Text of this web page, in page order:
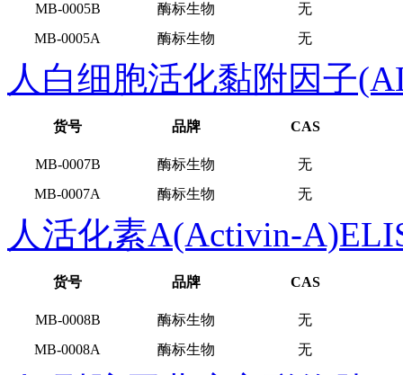
MB-0005B 酶标生物
无
MB-0005A
酶标生物 无
人白细胞活化黏附因子
货号 品牌 CAS
MB-0007B 酶标生物
无
MB-0007A
酶标生物 无
人活化素A(Activin-
货号 品牌 CAS
MB-0008B 酶标生物
无
MB-0008A
酶标生物 无